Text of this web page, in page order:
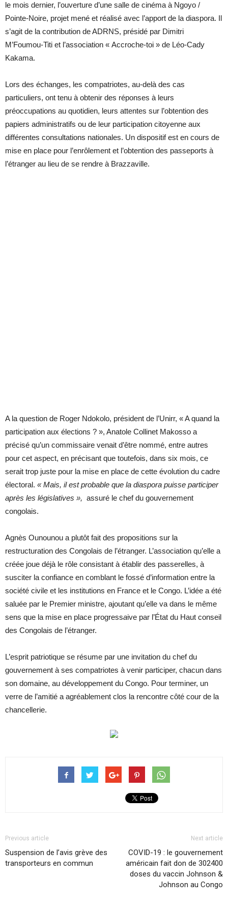
le mois dernier, l’ouverture d’une salle de cinéma à Ngoyo /
Pointe-Noire, projet mené et réalisé avec l’apport de la diaspora. Il
s’agit de la contribution de ADRNS, présidé par Dimitri
M’Foumou-Titi et l’association « Accroche-toi » de Léo-Cady
Kakama.
Lors des échanges, les compatriotes, au-delà des cas
particuliers, ont tenu à obtenir des réponses à leurs
préoccupations au quotidien, leurs attentes sur l’obtention des
papiers administratifs ou de leur participation citoyenne aux
différentes consultations nationales. Un dispositif est en cours de
mise en place pour l’enrôlement et l’obtention des passeports à
l’étranger au lieu de se rendre à Brazzaville.
A la question de Roger Ndokolo, président de l’Unirr, « A quand la
participation aux élections ? », Anatole Collinet Makosso a
précisé qu’un commissaire venait d’être nommé, entre autres
pour cet aspect, en précisant que toutefois, dans six mois, ce
serait trop juste pour la mise en place de cette évolution du cadre
électoral. « Mais, il est probable que la diaspora puisse participer
après les législatives », assuré le chef du gouvernement
congolais.
Agnès Ounounou a plutôt fait des propositions sur la
restructuration des Congolais de l’étranger. L’association qu’elle a
créée joue déjà le rôle consistant à établir des passerelles, à
susciter la confiance en comblant le fossé d’information entre la
société civile et les institutions en France et le Congo. L’idée a été
saluée par le Premier ministre, ajoutant qu’elle va dans le même
sens que la mise en place progressaive par l’État du Haut conseil
des Congolais de l’étranger.
L’esprit patriotique se résume par une invitation du chef du
gouvernement à ses compatriotes à venir participer, chacun dans
son domaine, au développement du Congo. Pour terminer, un
verre de l’amitié a agréablement clos la rencontre côté cour de la
chancellerie.
Previous article
Suspension de l’avis grève des
transporteurs en commun
Next article
COVID-19 : le gouvernement
américain fait don de 302400
doses du vaccin Johnson &
Johnson au Congo